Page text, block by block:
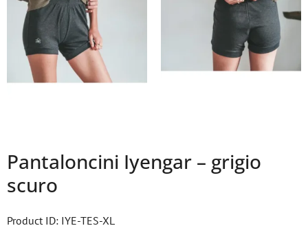
Pantaloncini Iyengar – grigio
scuro
Product ID: IYE-TES-XL